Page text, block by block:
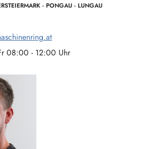
- PONGAU - LUNGAU
08:00 - 12:00 Uhr